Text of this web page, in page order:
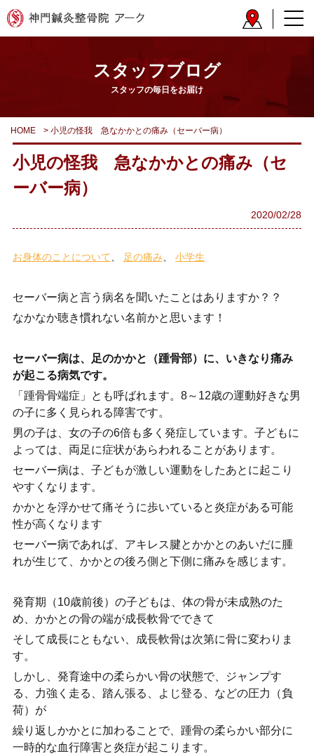
スタッフブログ
スタッフの毎日をお届け
HOME > 小児の怪我 急なかかとの痛み（セーバー病）
小児の怪我 急なかかとの痛み（セ
ーバー病）
2020/02/28
お身体のことについて 足の痛み 小学生
セーバー病と言う病名を聞いたことはありますか？？
なかなか聴き慣れない名前かと思います！
セーバー病は、足のかかと（踵骨部）に、いきなり痛み
が起こる病気です。
「踵骨骨端症」とも呼ばれます。8～12歳の運動好きな男
の子に多く見られる障害です。
男の子は、女の子の6倍も多く発症しています。子どもに
よっては、両足に症状があらわれることがあります。
セーバー病は、子どもが激しい運動をしたあとに起こり
やすくなります。
かかとを浮かせて痛そうに歩いていると炎症がある可能
性が高くなります
セーバー病であれば、アキレス腱とかかとのあいだに腫
れが生じて、かかとの後ろ側と下側に痛みを感じます。
発育期（10歳前後）の子どもは、体の骨が未成熟のた
め、かかとの骨の端が成長軟骨でできて
そして成長にともない、成長軟骨は次第に骨に変わりま
す。
しかし、発育途中の柔らかい骨の状態で、ジャンプす
る、力強く走る、踏ん張る、よじ登る、などの圧力（負
荷）が
繰り返しかかとに加わることで、踵骨の柔らかい部分に
一時的な血行障害と炎症が起こります。